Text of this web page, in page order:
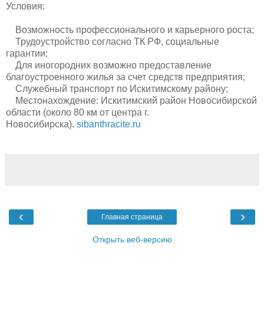
Условия:
Возможность профессионального и карьерного роста;
Трудоустройство согласно ТК РФ, социальные
гарантии;
Для иногородних возможно предоставление
благоустроенного жилья за счет средств предприятия;
Служебный транспорт по Искитимскому району;
Местонахождение: Искитимский район Новосибирской
области (около 80 км от центра г.
Новосибирска). sibanthracite.ru
‹ ›
Главная страница
Открыть веб-версию